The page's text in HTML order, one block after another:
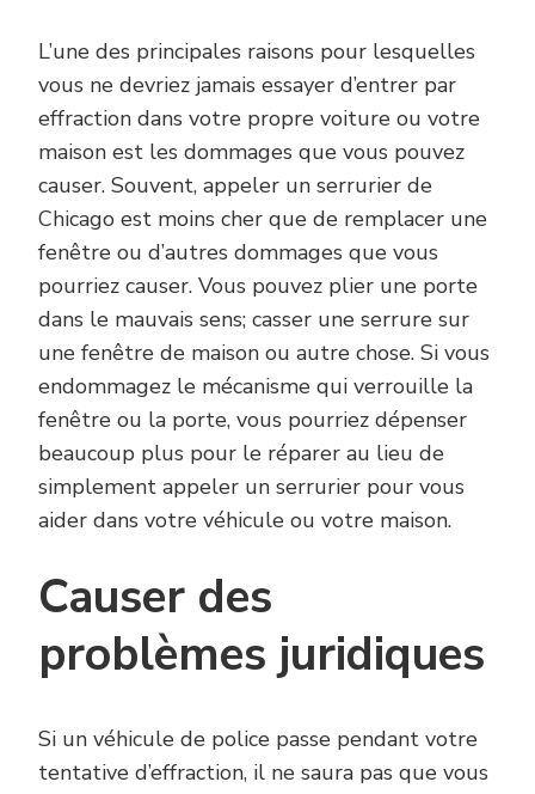
L’une des principales raisons pour lesquelles
vous ne devriez jamais essayer d’entrer par
effraction dans votre propre voiture ou votre
maison est les dommages que vous pouvez
causer. Souvent, appeler un serrurier de
Chicago est moins cher que de remplacer une
fenêtre ou d’autres dommages que vous
pourriez causer. Vous pouvez plier une porte
dans le mauvais sens; casser une serrure sur
une fenêtre de maison ou autre chose. Si vous
endommagez le mécanisme qui verrouille la
fenêtre ou la porte, vous pourriez dépenser
beaucoup plus pour le réparer au lieu de
simplement appeler un serrurier pour vous
aider dans votre véhicule ou votre maison.
Causer des
problèmes juridiques
Si un véhicule de police passe pendant votre
tentative d’effraction, il ne saura pas que vous